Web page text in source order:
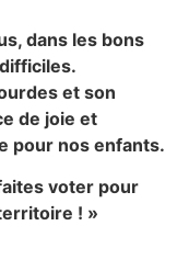
dans les bons
et son
de joie et
pour nos enfants.
voter pour
! »